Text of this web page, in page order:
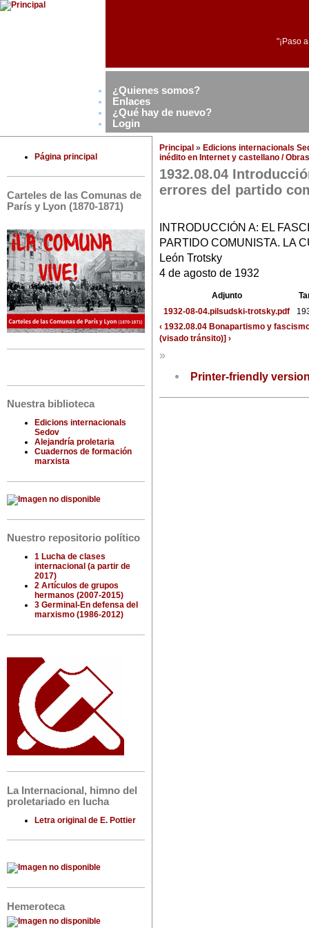
"¡Paso
¿Quienes somos?
Enlaces
¿Qué hay de nuevo?
Login
Página principal
Carteles de las Comunas de
París y Lyon (1870-1871)
Nuestra biblioteca
Edicions internacionals
Sedov
Alejandría proletaria
Cuadernos de formación
marxista
Nuestro repositorio político
1 Lucha de clases
internacional (a partir de
2017)
2 Artículos de grupos
hermanos (2007-2015)
3 Germinal-En defensa del
marxismo (1986-2012)
La Internacional, himno del
proletariado en lucha
Letra original de E. Pottier
Hemeroteca
Principal » Edicions internacionals
inédito en Internet y castellano /
1932.08.04
errores del partido
INTRODUCCIÓN A: EL
PARTIDO COMUNISTA. LA
León Trotsky
4 de agosto de 1932
Adjunto
1932-08-04.pilsudski-trotsky.pdf
‹ 1932.08.04 Bonapartismo y
(visado tránsito)] ›
»
Printer-friendly